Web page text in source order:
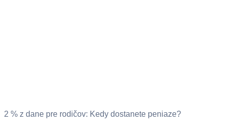
2 % z dane pre rodičov: Kedy dostanete peniaze?